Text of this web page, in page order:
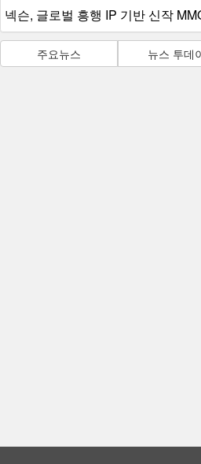
넥슨, 글로벌 흥행 IP 기반 신작
주요뉴스 뉴스 투데